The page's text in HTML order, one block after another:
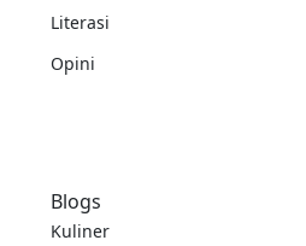
Literasi
Opini
Blogs
Kuliner